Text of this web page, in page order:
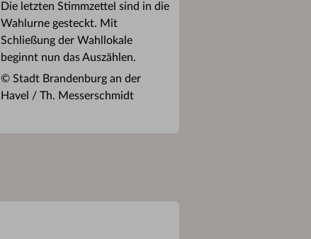
Die letzten Stimmzettel sind in die
Wahlurne gesteckt. Mit
Schließung der Wahllokale
beginnt nun das Auszählen.
© Stadt Brandenburg an der
Havel / Th. Messerschmidt